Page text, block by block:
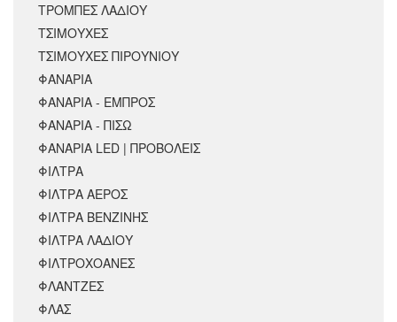
ΤΡΟΜΠΕΣ ΛΑΔΙΟΥ
ΤΣΙΜΟΥΧΕΣ
ΤΣΙΜΟΥΧΕΣ ΠΙΡΟΥΝΙΟΥ
ΦΑΝΑΡΙΑ
ΦΑΝΑΡΙΑ - ΕΜΠΡΟΣ
ΦΑΝΑΡΙΑ - ΠΙΣΩ
ΦΑΝΑΡΙΑ LED | ΠΡΟΒΟΛΕΙΣ
ΦΙΛΤΡΑ
ΦΙΛΤΡΑ ΑΕΡΟΣ
ΦΙΛΤΡΑ ΒΕΝΖΙΝΗΣ
ΦΙΛΤΡΑ ΛΑΔΙΟΥ
ΦΙΛΤΡΟΧΟΑΝΕΣ
ΦΛΑΝΤΖΕΣ
ΦΛΑΣ